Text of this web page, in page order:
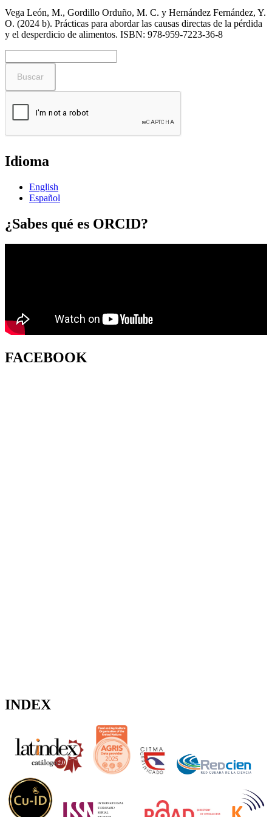
Vega León, M., Gordillo Orduño, M. C. y Hernández Fernández, Y.
O. (2024 b). Prácticas para abordar las causas directas de la pérdida
y el desperdicio de alimentos. ISBN: 978-959-7223-36-8
Buscar
Idioma
English
Español
¿Sabes qué es ORCID?
FACEBOOK
INDEX